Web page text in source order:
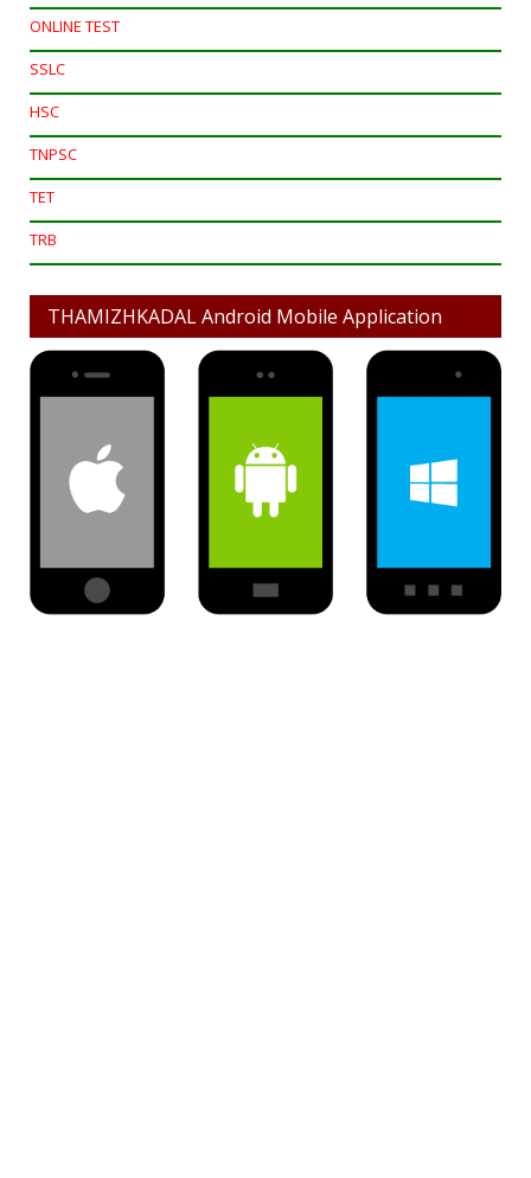
ONLINE TEST
SSLC
HSC
TNPSC
TET
TRB
THAMIZHKADAL Android Mobile Application